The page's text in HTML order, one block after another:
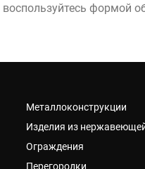
формой
Металлоконструкции
Изделия из
Ограждения
Перегородки